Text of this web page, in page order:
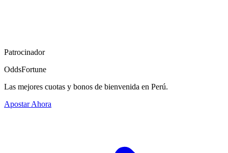
Patrocinador
OddsFortune
Las mejores cuotas y bonos de bienvenida en Perú.
Apostar Ahora